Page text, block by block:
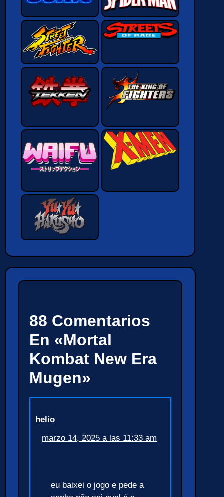
88 Comentarios
En «Mortal
Kombat New Era
Mugen»
helio
marzo 14, 2025 a las 11:33 am
eu baixei o jogo e pede a